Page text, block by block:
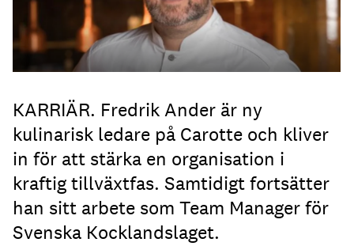
KARRIÄR. Fredrik Ander är ny
kulinarisk ledare på Carotte och kliver
in för att stärka en organisation i
kraftig tillväxtfas. Samtidigt fortsätter
han sitt arbete som Team Manager för
Svenska Kocklandslaget.